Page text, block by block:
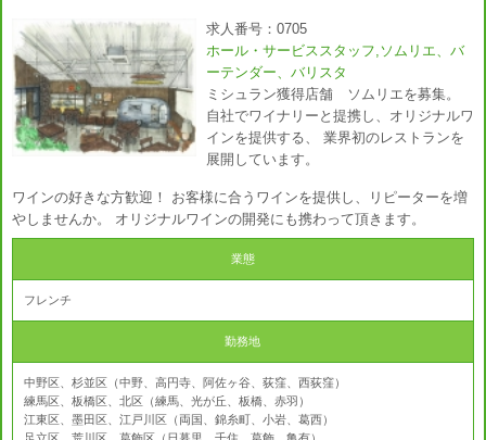
求人番号：0705
ホール・サービススタッフ,ソムリエ、バ
ーテンダー、バリスタ
ミシュラン獲得店舗 ソムリエを募集。
自社でワイナリーと提携し、オリジナルワ
インを提供する、 業界初のレストランを
展開しています。
ワインの好きな方歓迎！ お客様に合うワインを提供し、リピーターを増
やしませんか。 オリジナルワインの開発にも携わって頂きます。
業態
フレンチ
勤務地
中野区、杉並区（中野、高円寺、阿佐ヶ谷、荻窪、西荻窪）
練馬区、板橋区、北区（練馬、光が丘、板橋、赤羽）
江東区、墨田区、江戸川区（両国、錦糸町、小岩、葛西）